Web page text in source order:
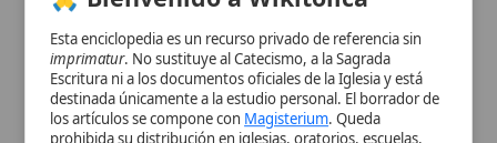
Descripción
Honor eclesiásticoconcedido por la
Iglesia Católica a ciertos santos cuya
doctrina eminente,santidadde vida y
proclamación formal han enriquecido
lafe